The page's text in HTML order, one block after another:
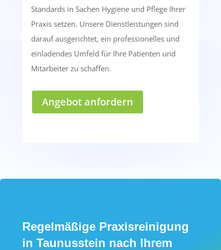
Standards in Sachen Hygiene und Pflege Ihrer
Praxis setzen. Unsere Dienstleistungen sind
darauf ausgerichtet, ein professionelles und
einladendes Umfeld für Ihre Patienten und
Mitarbeiter zu schaffen.
Angebot anfordern
Regelmäßige Praxisreinigung
in Taunusstein nach Ihrem